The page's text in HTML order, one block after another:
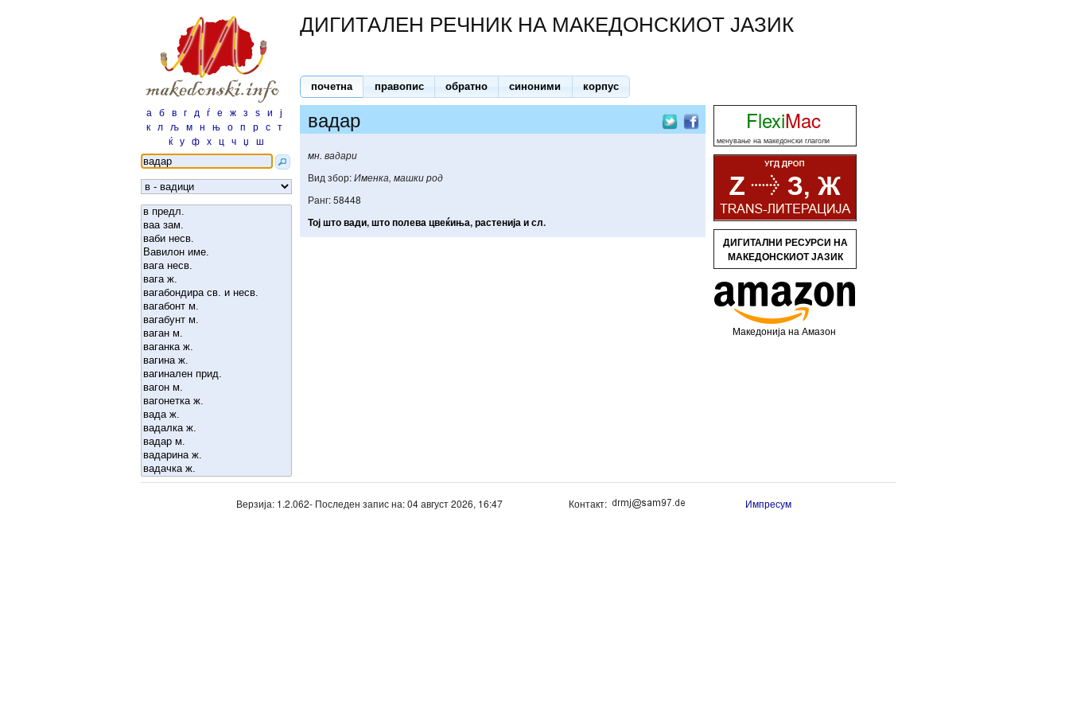
ДИГИТАЛЕН РЕЧНИК НА МАКЕДОНСКИОТ ЈАЗИК
почетна правопис обратно синоними корпус
а б в г д ѓ е ж з ѕ и ј
к
л љ м н њ о п р с т
ќ у ф х ц ч џ ш
вадар
мн. вадари
Вид збор:Именка, машки род
Ранг: 58448
Тојштовади,штополевацвеќиња,растенијаисл.
FlexiMac
менување на македонски глаголи
ДИГИТАЛНИ РЕСУРСИ НА
МАКЕДОНСКИОТ ЈАЗИК
Македонија на Амазон
Верзија: 1.2.062- Последен запис на: 04 август 2026, 16:47 Контакт: Импресум